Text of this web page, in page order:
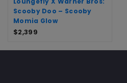
Scooby Doo – Scooby
Momia Glow
$2,399